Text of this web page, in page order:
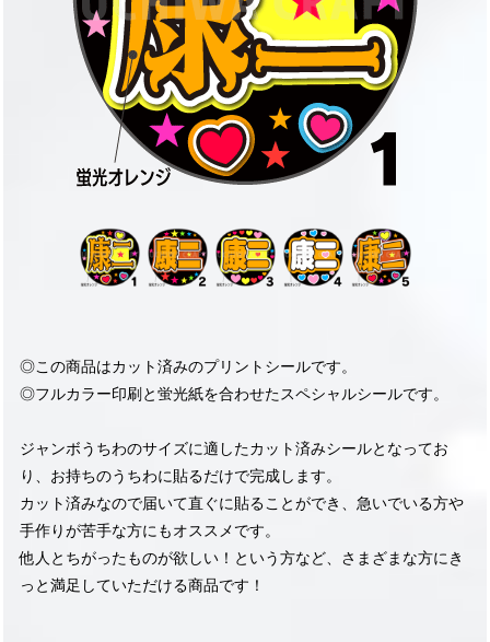
◎この商品はカット済みのプリントシールです。
◎フルカラー印刷と蛍光紙を合わせたスペシャルシールです。
ジャンボうちわのサイズに適したカット済みシールとなってお
り、お持ちのうちわに貼るだけで完成します。
カット済みなので届いて直ぐに貼ることができ、急いでいる方や
手作りが苦手な方にもオススメです。
他人とちがったものが欲しい！という方など、さまざまな方にき
っと満足していただける商品です！